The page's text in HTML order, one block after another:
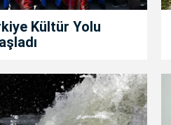
Kültür Yolu